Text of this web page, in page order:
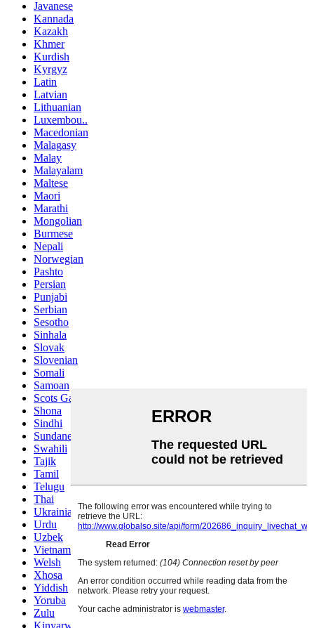
Javanese
Kannada
Kazakh
Khmer
Kurdish
Kyrgyz
Latin
Latvian
Lithuanian
Luxembou..
Macedonian
Malagasy
Malay
Malayalam
Maltese
Maori
Marathi
Mongolian
Burmese
Nepali
Norwegian
Pashto
Persian
Punjabi
Serbian
Sesotho
Sinhala
Slovak
Slovenian
Somali
Samoan
Scots Gaelic
Shona
Sindhi
Sundanese
Swahili
Tajik
Tamil
Telugu
Thai
Ukrainian
Urdu
Uzbek
Vietnamese
Welsh
Xhosa
Yiddish
Yoruba
Zulu